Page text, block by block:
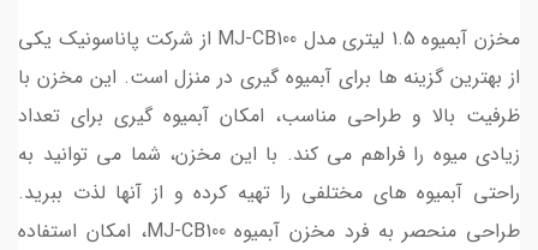
مخزن آبمیوه 1.5 لیتری مدل MJ-CB100 از شرکت پاناسونیک یکی
از بهترین گزینه ها برای آبمیوه گیری در منزل است. این مخزن با
ظرفیت بالا و طراحی مناسب، امکان آبمیوه گیری برای تعداد
زیادی میوه را فراهم می کند. با این مخزن، شما می توانید به
راحتی آبمیوه های مختلفی را تهیه کرده و از آنها لذت ببرید.
طراحی منحصر به فرد مخزن آبمیوه MJ-CB100، امکان استفاده